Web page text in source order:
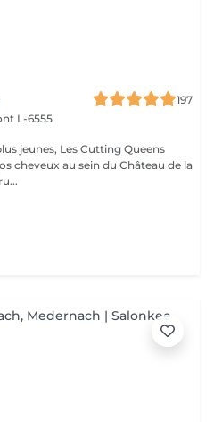
197
L-6555
Cutting Queens
cheveux au sein du Château de la